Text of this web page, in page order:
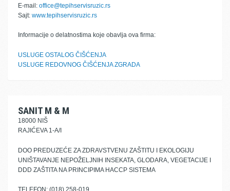
E-mail: office@tepihservisruzic.rs
Sajt: www.tepihservisruzic.rs
Informacije o delatnostima koje obavlja ova firma:
USLUGE OSTALOG ČIŠĆENJA
USLUGE REDOVNOG ČIŠĆENJA ZGRADA
SANIT M & M
18000 NIŠ
RAJIĆEVA 1-A/I
DOO PREDUZEĆE ZA ZDRAVSTVENU ZAŠTITU I EKOLOGIJU
UNIŠTAVANJE NEPOŽELJNIH INSEKATA, GLODARA, VEGETACIJE I
DDD ZAŠTITA NA PRINCIPIMA HACCP SISTEMA
TELEFON: (018) 258-019